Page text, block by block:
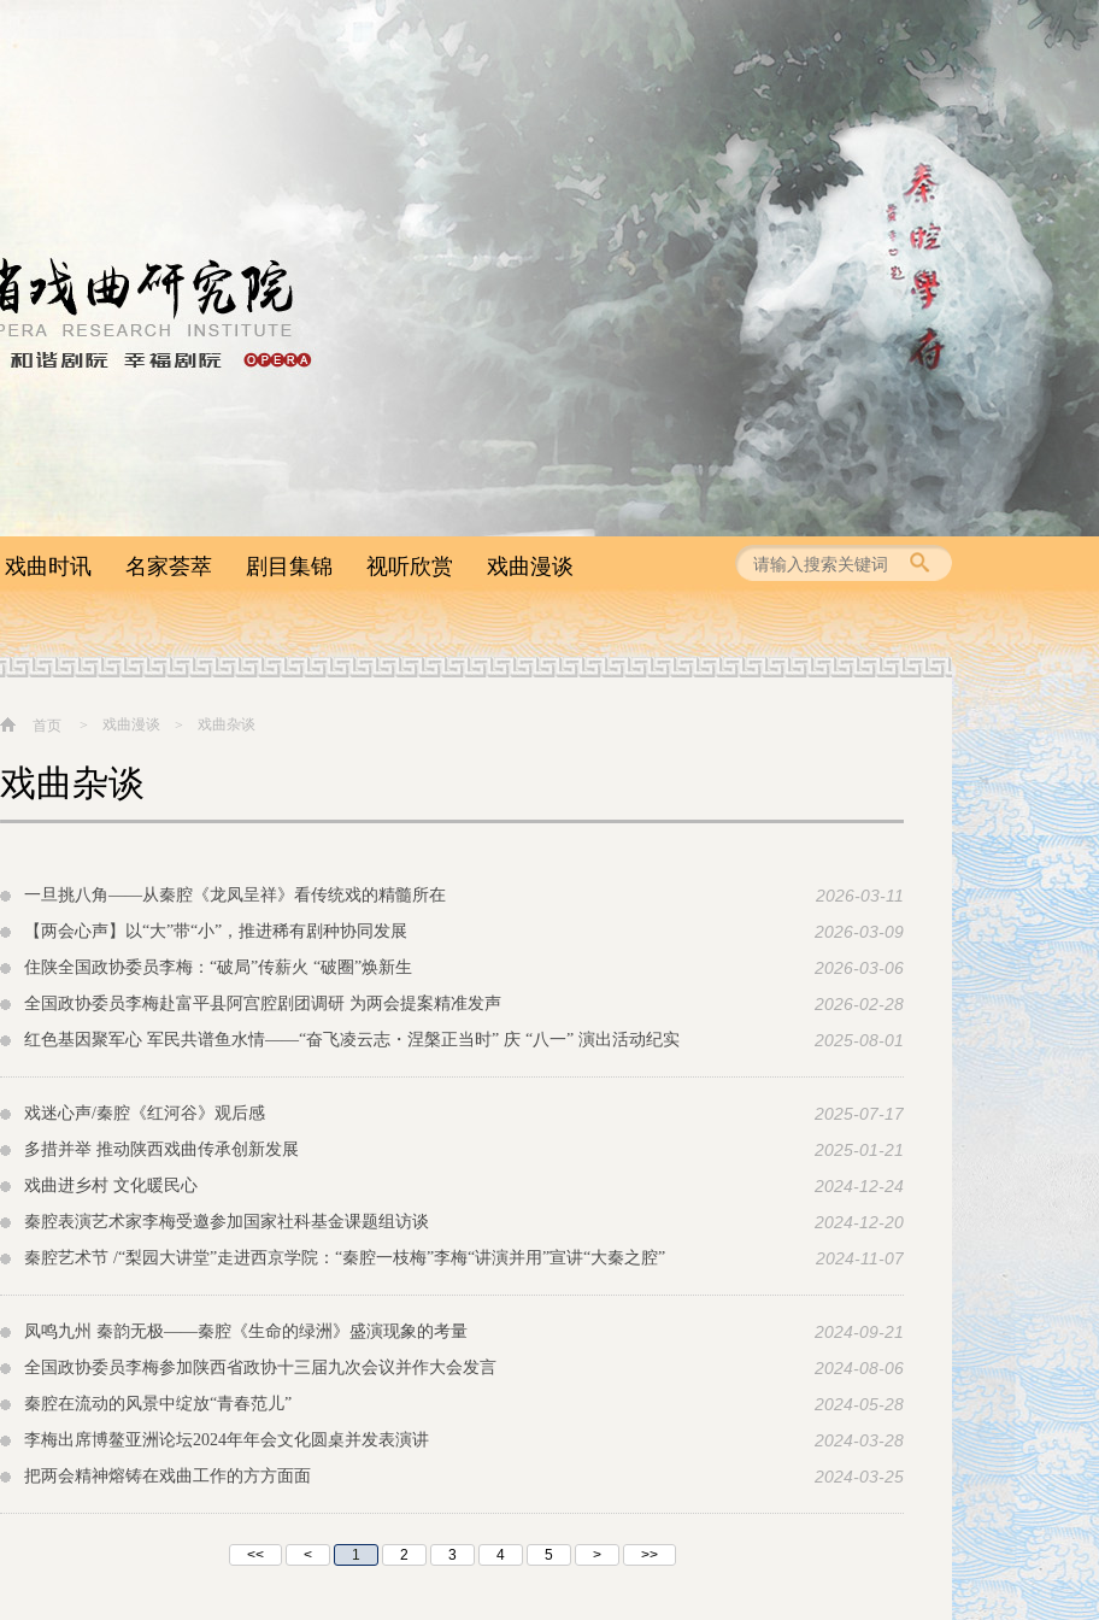
戏曲时讯
剧院动态
戏曲新闻
通知公告
名家荟萃
菊苑耆宿
老艺术家
当红隽秀
剧目集锦
新剧动态
经典再现
视听欣赏 戏曲漫谈
名家评论
戏曲知识
首页 > 戏曲漫谈 > 戏曲杂谈
戏曲杂谈
2026-03-11
一旦挑八角——从秦腔《龙凤呈祥》看传统戏的精髓所在
2026-03-09
【两会心声】以“大”带“小”，推进稀有剧种协同发展
2026-03-06
住陕全国政协委员李梅：“破局”传薪火 “破圈”焕新生
2026-02-28
全国政协委员李梅赴富平县阿宫腔剧团调研 为两会提案精准发声
2025-08-01
红色基因聚军心 军民共谱鱼水情——“奋飞凌云志・涅槃正当时” 庆 “八一” 演出活动纪实
2025-07-17
戏迷心声/秦腔《红河谷》观后感
2025-01-21
多措并举 推动陕西戏曲传承创新发展
2024-12-24
戏曲进乡村 文化暖民心
2024-12-20
秦腔表演艺术家李梅受邀参加国家社科基金课题组访谈
2024-11-07
秦腔艺术节 /“梨园大讲堂”走进西京学院：“秦腔一枝梅”李梅“讲演并用”宣讲“大秦之腔”
2024-09-21
凤鸣九州 秦韵无极——秦腔《生命的绿洲》盛演现象的考量
2024-08-06
全国政协委员李梅参加陕西省政协十三届九次会议并作大会发言
2024-05-28
秦腔在流动的风景中绽放“青春范儿”
2024-03-28
李梅出席博鳌亚洲论坛2024年年会文化圆桌并发表演讲
2024-03-25
把两会精神熔铸在戏曲工作的方方面面
<< < 1 2 3 4 5 > >>